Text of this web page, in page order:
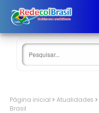
Página inicial Atualidades
Brasil